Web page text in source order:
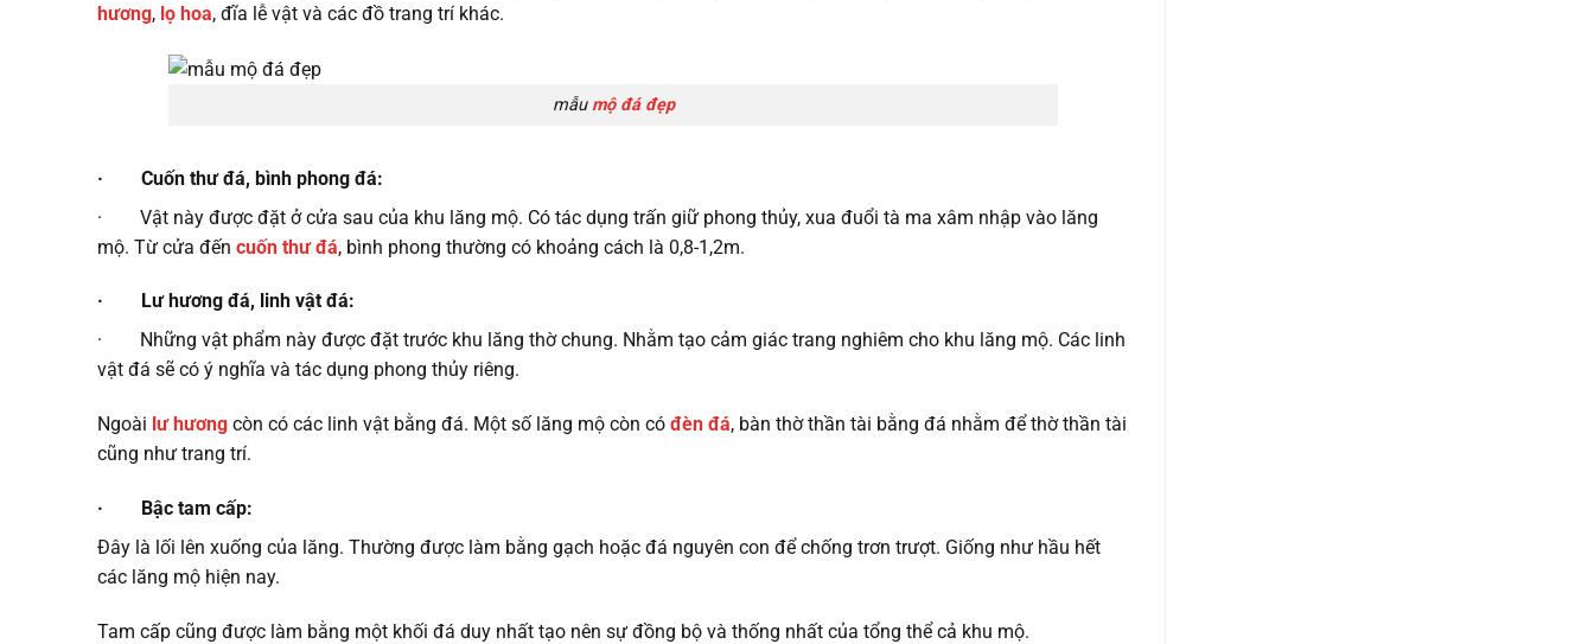
hương, lọ hoa, đĩa lễ vật và các đồ trang trí khác.
mẫu mộ đá đẹp
· Cuốn thư đá, bình phong đá:
· Vật này được đặt ở cửa sau của khu lăng mộ. Có tác dụng trấn giữ phong thủy, xua đuổi tà ma xâm nhập vào lăng
mộ. Từ cửa đến cuốn thư đá, bình phong thường có khoảng cách là 0,8-1,2m.
· Lư hương đá, linh vật đá:
· Những vật phẩm này được đặt trước khu lăng thờ chung. Nhằm tạo cảm giác trang nghiêm cho khu lăng mộ. Các linh
vật đá sẽ có ý nghĩa và tác dụng phong thủy riêng.
Ngoài lư hương còn có các linh vật bằng đá. Một số lăng mộ còn có đèn đá, bàn thờ thần tài bằng đá nhằm để thờ thần tài
cũng như trang trí.
· Bậc tam cấp:
Đây là lối lên xuống của lăng. Thường được làm bằng gạch hoặc đá nguyên con để chống trơn trượt. Giống như hầu hết
các lăng mộ hiện nay.
Tam cấp cũng được làm bằng một khối đá duy nhất tạo nên sự đồng bộ và thống nhất của tổng thể cả khu mộ.